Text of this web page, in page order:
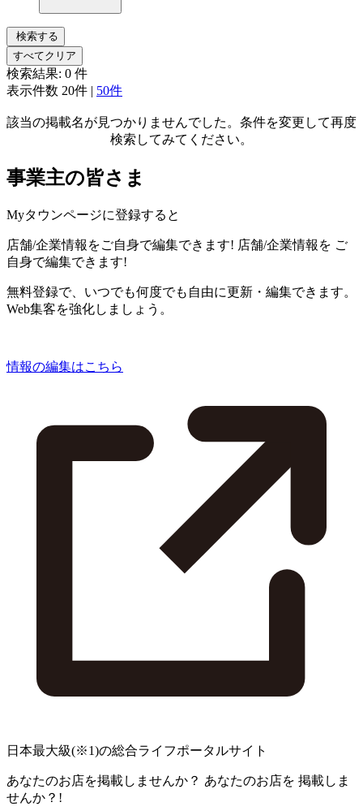
検索する
すべてクリア
検索結果: 0 件
表示件数 20件 | 50件
該当の掲載名が見つかりませんでした。条件を変更して再度
検索してみてください。
事業主の皆さま
Myタウンページに登録すると
店舗/企業情報をご自身で編集できます! 店舗/企業情報を ご
自身で編集できます!
無料登録で、いつでも何度でも自由に更新・編集できます。
Web集客を強化しましょう。
情報の編集はこちら
日本最大級(※1)の総合ライフポータルサイト
あなたのお店を掲載しませんか？ あなたのお店を 掲載しま
せんか？!